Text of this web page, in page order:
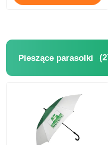
Pieszące parasolki